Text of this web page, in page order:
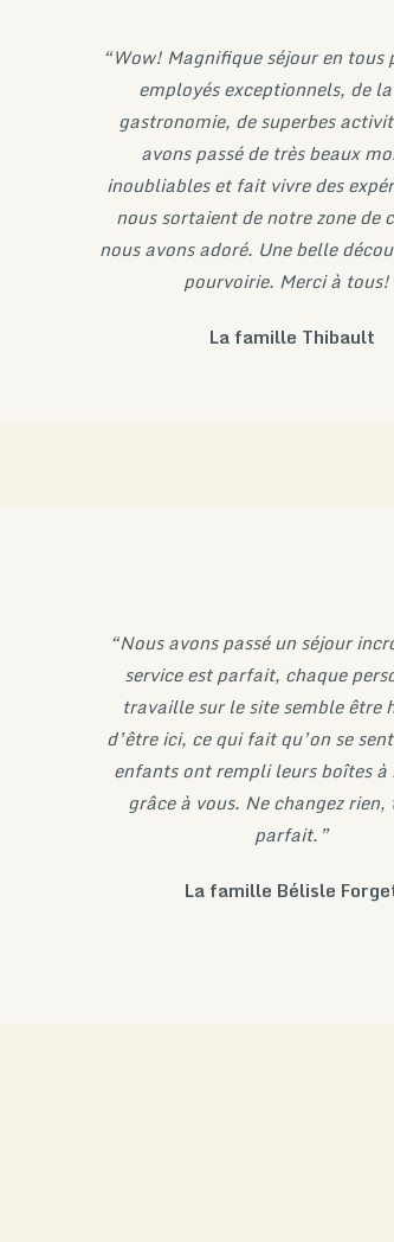
“Wow! Magnifique séjour en tous
employés exceptionnels, de
gastronomie, de superbes
avons passé de très beaux
inoubliables et fait vivre des
nous sortaient de notre zone de
nous avons adoré. Une belle
pourvoirie. Merci à
La famille Thibault
“Nous avons passé un séjour
service est parfait, chaque
travaille sur le site semble être
d’être ici, ce qui fait qu’on se
enfants ont rempli leurs boîtes à
grâce à vous. Ne changez
parfait.”
La famille Bélisle